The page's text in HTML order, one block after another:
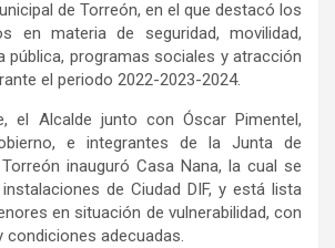
de Torreón, en el que destacó los
en materia de seguridad, movilidad,
pública, programas sociales y atracción
el periodo 2022-2023-2024.
el Alcalde junto con Óscar Pimentel,
e integrantes de la Junta de
inauguró Casa Nana, la cual se
de Ciudad DIF, y está lista
en situación de vulnerabilidad, con
condiciones adecuadas.